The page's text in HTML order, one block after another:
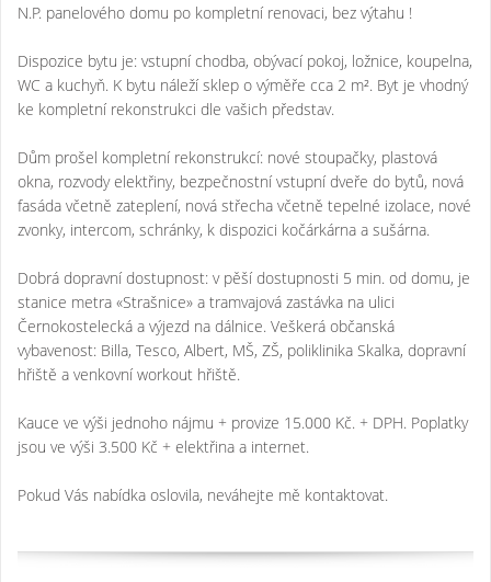
N.P. panelového domu po kompletní renovaci, bez výtahu !
Dispozice bytu je: vstupní chodba, obývací pokoj, ložnice, koupelna,
WC a kuchyň. K bytu náleží sklep o výměře cca 2 m². Byt je vhodný
ke kompletní rekonstrukci dle vašich představ.
Dům prošel kompletní rekonstrukcí: nové stoupačky, plastová
okna, rozvody elektřiny, bezpečnostní vstupní dveře do bytů, nová
fasáda včetně zateplení, nová střecha včetně tepelné izolace, nové
zvonky, intercom, schránky, k dispozici kočárkárna a sušárna.
Dobrá dopravní dostupnost: v pěší dostupnosti 5 min. od domu, je
stanice metra «Strašnice» a tramvajová zastávka na ulici
Černokostelecká a výjezd na dálnice. Veškerá občanská
vybavenost: Billa, Tesco, Albert, MŠ, ZŠ, poliklinika Skalka, dopravní
hřiště a venkovní workout hřiště.
Kauce ve výši jednoho nájmu + provize 15.000 Kč. + DPH. Poplatky
jsou ve výši 3.500 Kč + elektřina a internet.
Pokud Vás nabídka oslovila, neváhejte mě kontaktovat.